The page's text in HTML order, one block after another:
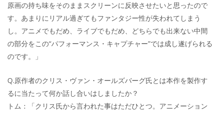
原画の持ち味をそのままスクリーンに反映させたいと思ったので
す。あまりにリアル過ぎてもファンタジー性が失われてしまう
し。アニメでもだめ、ライブでもだめ、どちらでも出来ない中間
の部分をこの“パフォーマンス・キャプチャー”では成し遂げられる
のです。」
Q.原作者のクリス・ヴァン・オールズバーグ氏とは本作を製作す
るに当たって何か話し合いはしましたか？
トム：「クリス氏から言われた事はただひとつ。アニメーション